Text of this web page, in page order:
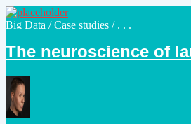
Posted
Big Data /Case studies / . . .
The neuroscience of